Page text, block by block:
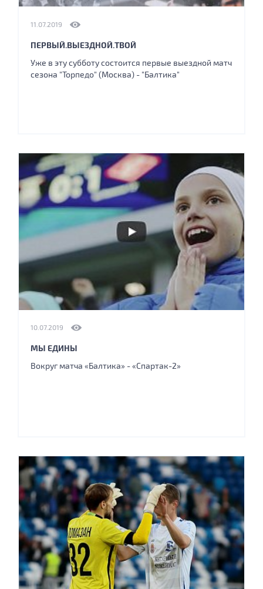
11.07.2019
ПЕРВЫЙ.ВЫЕЗДНОЙ.ТВОЙ
Уже в эту субботу состоится первые выездной матч
сезона "Торпедо" (Москва) - "Балтика"
10.07.2019
МЫ ЕДИНЫ
Вокруг матча «Балтика» - «Спартак-2»